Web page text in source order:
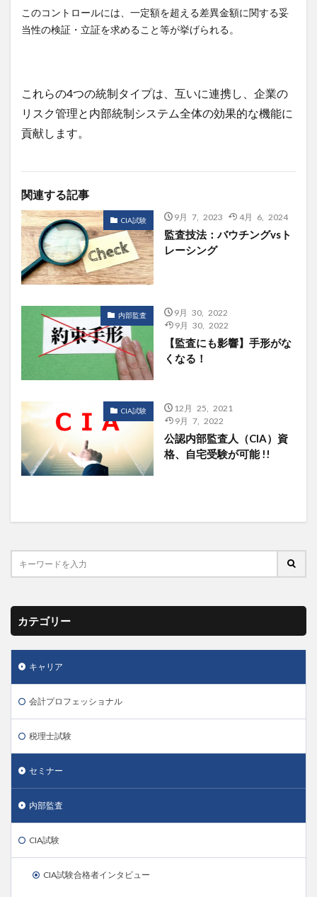
このコントロールには、一定額を超える差異金額に関する妥
当性の検証・立証を求めること等が挙げられる。
これらの4つの統制タイプは、互いに連携し、企業の
リスク管理と内部統制システム全体の効果的な機能に
貢献します。
関連する記事
CIA試験 9月 7, 2023 4月 6, 2024
監査技法：バウチングvsト
レーシング
内部監査
9月 30, 2022
9月 30, 2022
【監査にも影響】手形がな
くなる！
CIA試験
12月 25, 2021
9月 7, 2022
公認内部監査人（CIA）資
格、自宅受験が可能 !!
カテゴリー
キャリア
会計プロフェッショナル
税理士試験
セミナー
内部監査
CIA試験
CIA試験合格者インタビュー